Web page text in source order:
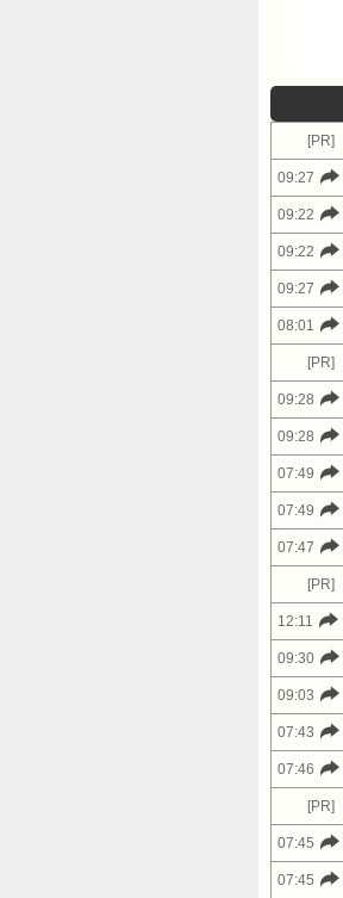
[PR]
09:27
09:22
09:22
09:27
08:01
[PR]
09:28
09:28
07:49
07:49
07:47
[PR]
12:11
09:30
09:03
07:43
07:46
[PR]
07:45
07:45